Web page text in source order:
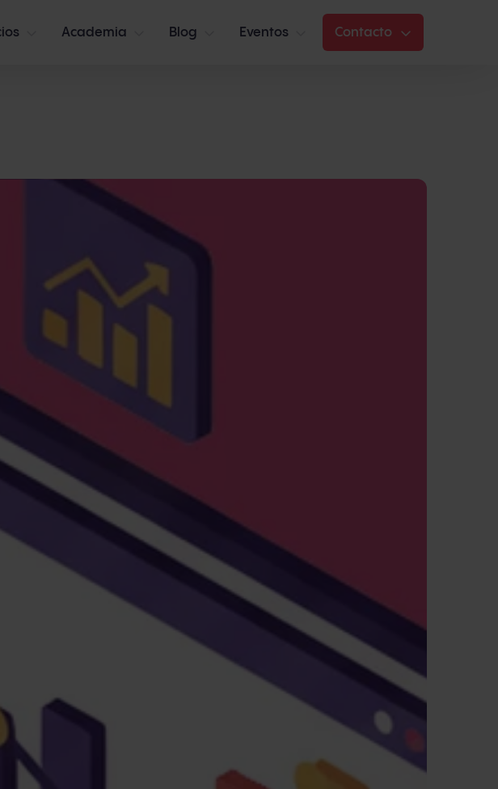
Academia Blog Eventos Contacto